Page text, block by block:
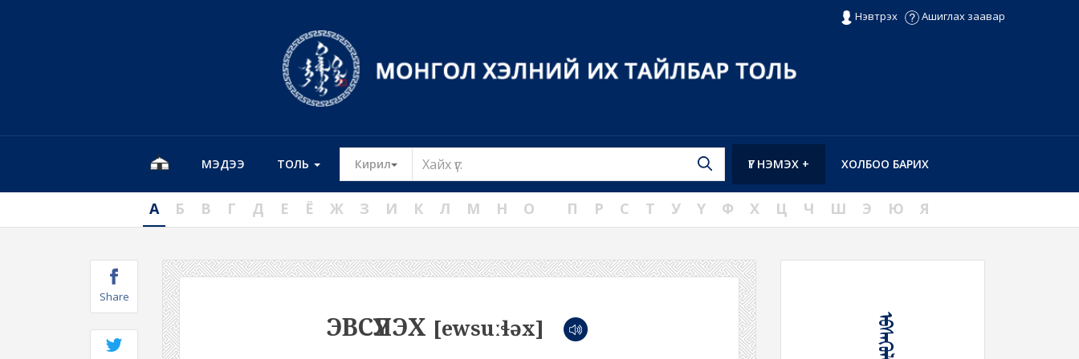
Нэвтрэх Ашиглах заавар
МЭДЭЭ ТОЛЬ Кирил Toggle Dropdown ХОЛБОО БАРИХ
ҮГ НЭМЭХ +
А Б В Г Д Е Ё Ж З И К Л М Н О П Р С Т У Ү Ф Х Ц Ч Ш Э Ю Я
Share
ЭВСҮҮЛЭХ [ewsuːɬəx] ᠡᠪᠰᠡᠭᠦᠯᠬᠦ